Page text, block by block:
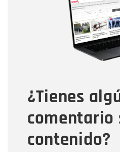
¿Tienes
comentario
contenido?
Correo electrónico
Tipo de comentario
Mensaje